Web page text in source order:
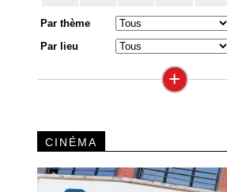
Par thème
Par lieu
+
CINÉMA